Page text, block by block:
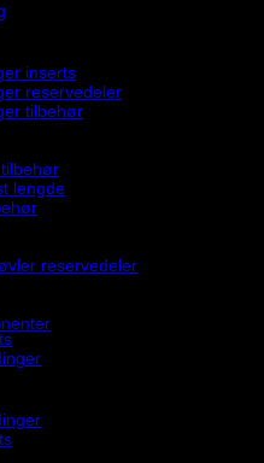
inserts
reservedeler
tilbehør
lengde
reservedeler